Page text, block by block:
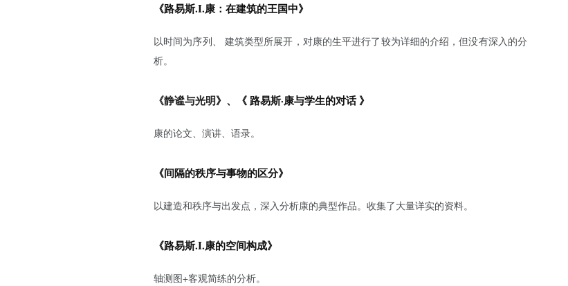
《路易斯.I.康：在建筑的王国中》
以时间为序列、 建筑类型所展开，对康的生平进行了较为详细的介绍，但没有深入的分
析。
《静谧与光明》、《 路易斯·康与学生的对话 》
康的论文、演讲、语录。
《间隔的秩序与事物的区分》
以建造和秩序与出发点，深入分析康的典型作品。收集了大量详实的资料。
《路易斯.I.康的空间构成》
轴测图+客观简练的分析。